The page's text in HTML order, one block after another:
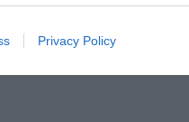
Privacy Policy